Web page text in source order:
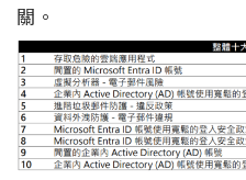
關。